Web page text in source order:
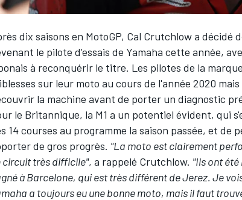
dix saisons en MotoGP, Cal Crutchlowa décidé
le pilote d'essais de Yamaha cette année,
à reconquérir le titre. Les pilotes de la
sur leur moto au cours de l'année 2020
la machine avant de porter un diagnostic
le Britannique, la M1 a un potentiel évident, qui
14 courses au programme la saison passée, et
de gros progrès. "La moto est clairement
circuit très difficile", a rappelé Crutchlow. "Ils ont
à Barcelone, qui est très différent de Jerez. Je
a toujours eu une bonne moto, mais il faut